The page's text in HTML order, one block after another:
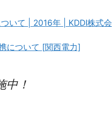
いて | 2016年 | KDDI株式会
について [関西電力]
中！